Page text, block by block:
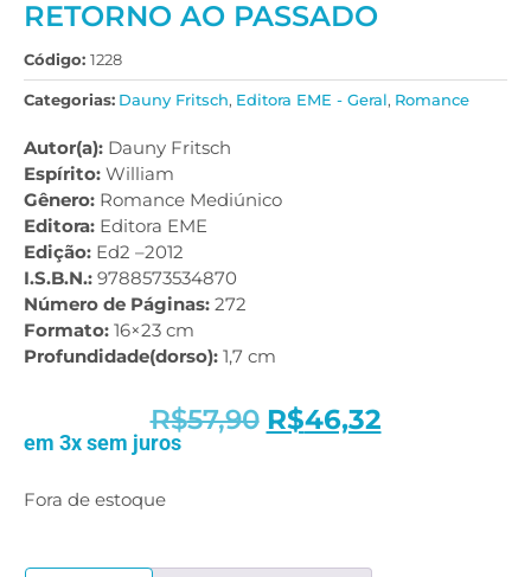
RETORNO AO PASSADO
Código: 1228
Categorias: Dauny Fritsch, Editora EME - Geral, Romance
Autor(a): Dauny Fritsch
Espírito: William
Gênero: Romance Mediúnico
Editora: Editora EME
Edição: Ed2 –2012
I.S.B.N.: 9788573534870
Número de Páginas: 272
Formato: 16×23 cm
Profundidade(dorso): 1,7 cm
R$57,90 R$46,32
em 3x sem juros
Fora de estoque